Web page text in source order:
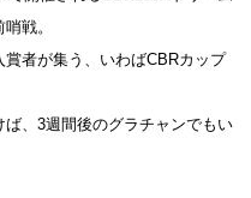
戦。
者が集う、いわばCBRカップ
、3週間後のグラチャンでもい